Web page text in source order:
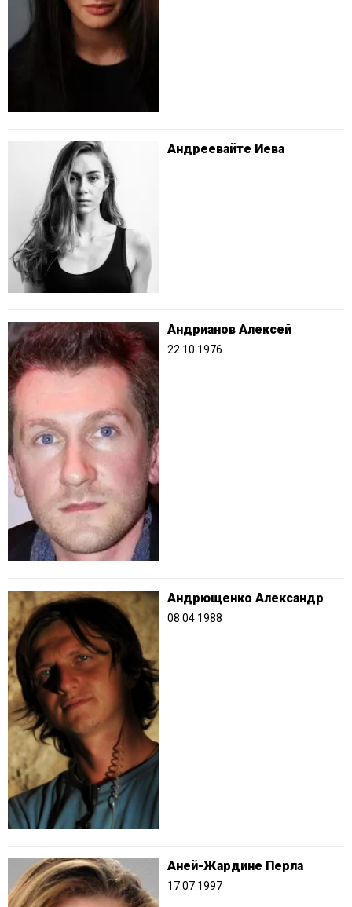
Андреевайте Иева
Андрианов Алексей
22.10.1976
Андрющенко Александр
08.04.1988
Аней-Жардине Перла
17.07.1997